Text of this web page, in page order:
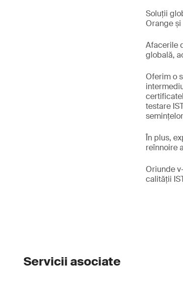
Soluții
Orange și
Afacerile
globală,
Oferim o
testare
În plus,
reînnoire
Oriunde
calității
Servicii asociate